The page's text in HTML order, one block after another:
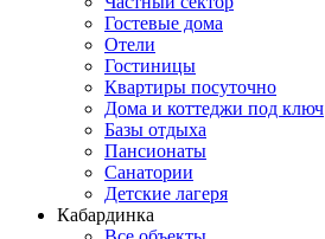
Гостевые дома
Отели
Гостиницы
Квартиры посуточно
Дома и коттеджи под ключ
Базы отдыха
Пансионаты
Санатории
Детские лагеря
Кабардинка